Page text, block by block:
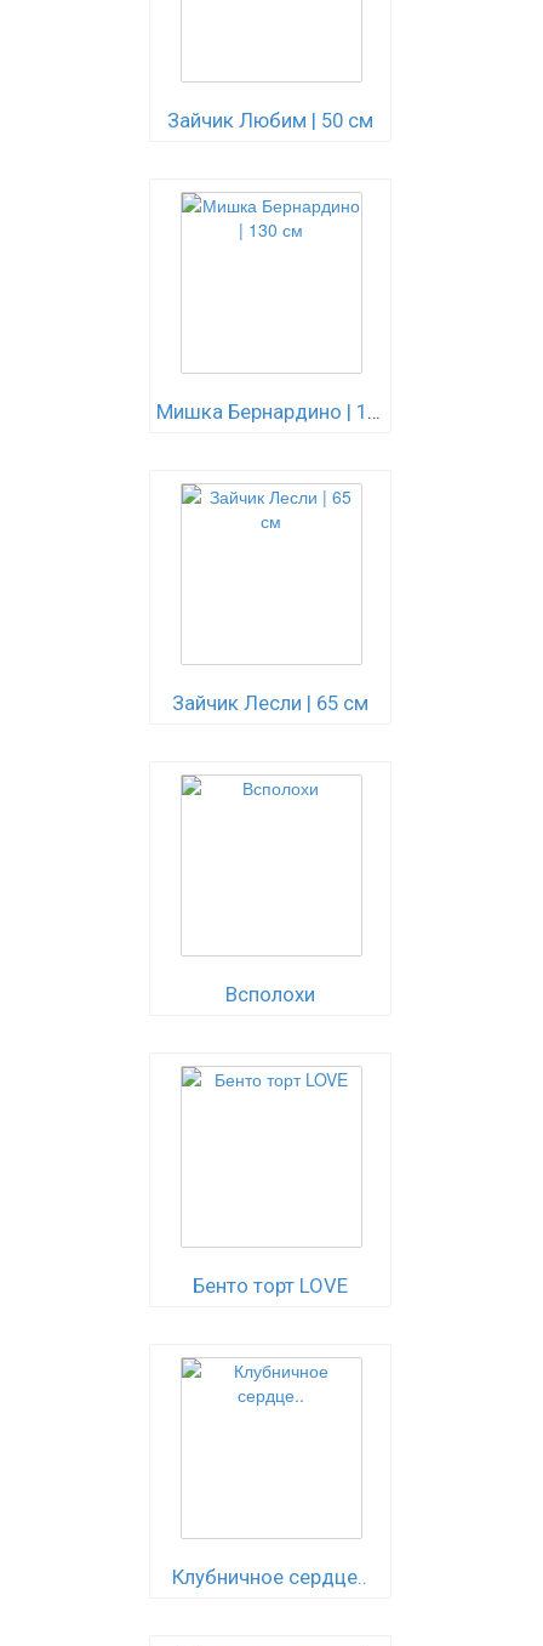
Зайчик Любим | 50 см
Мишка Бернардино | 130 см
Зайчик Лесли | 65 см
Всполохи
Бенто торт LOVE
Клубничное сердце..